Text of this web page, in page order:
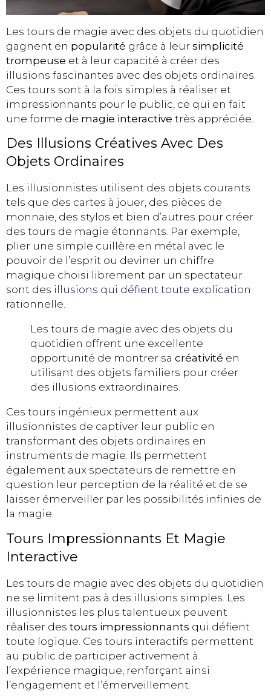
Les tours de magie avec des objets du quotidien
gagnent en popularité grâce à leur simplicité
trompeuse et à leur capacité à créer des
illusions fascinantes avec des objets ordinaires.
Ces tours sont à la fois simples à réaliser et
impressionnants pour le public, ce qui en fait
une forme de magie interactive très appréciée.
Des Illusions Créatives Avec Des
Objets Ordinaires
Les illusionnistes utilisent des objets courants
tels que des cartes à jouer, des pièces de
monnaie, des stylos et bien d’autres pour créer
des tours de magie étonnants. Par exemple,
plier une simple cuillère en métal avec le
pouvoir de l’esprit ou deviner un chiffre
magique choisi librement par un spectateur
sont des illusions qui défient toute explication
rationnelle.
Les tours de magie avec des objets du
quotidien offrent une excellente
opportunité de montrer sa créativité en
utilisant des objets familiers pour créer
des illusions extraordinaires.
Ces tours ingénieux permettent aux
illusionnistes de captiver leur public en
transformant des objets ordinaires en
instruments de magie. Ils permettent
également aux spectateurs de remettre en
question leur perception de la réalité et de se
laisser émerveiller par les possibilités infinies de
la magie.
Tours Impressionnants Et Magie
Interactive
Les tours de magie avec des objets du quotidien
ne se limitent pas à des illusions simples. Les
illusionnistes les plus talentueux peuvent
réaliser des tours impressionnants qui défient
toute logique. Ces tours interactifs permettent
au public de participer activement à
l’expérience magique, renforçant ainsi
l’engagement et l’émerveillement.